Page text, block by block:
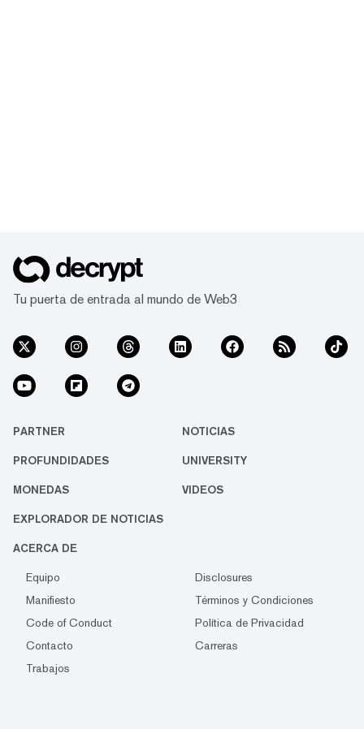
Tu puerta de entrada al mundo de Web3
PARTNER NOTICIAS
PROFUNDIDADES UNIVERSITY
MONEDAS VIDEOS
EXPLORADOR DE NOTICIAS
ACERCA DE
Equipo
Disclosures
Manifiesto
Términos y Condiciones
Code of Conduct
Política de Privacidad
Contacto
Carreras
Trabajos